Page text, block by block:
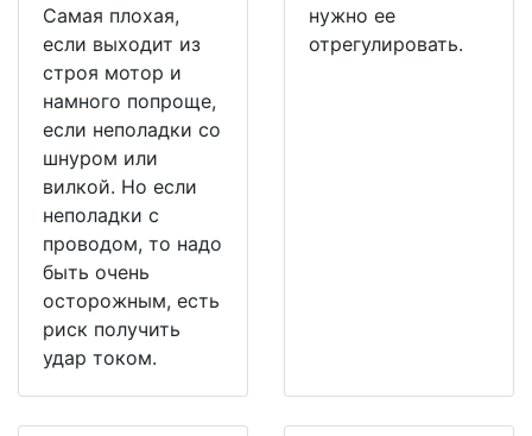
Самая плохая,
если выходит из
строя мотор и
намного попроще,
если неполадки со
шнуром или
вилкой. Но если
неполадки с
проводом, то надо
быть очень
осторожным, есть
риск получить
удар током.
нужно ее
отрегулировать.